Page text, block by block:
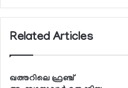
Related Articles
ഖത്തറിലെ ഫ്രഞ്ച്